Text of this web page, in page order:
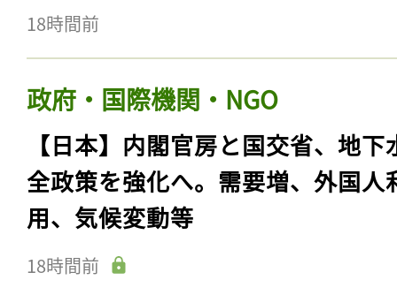
18時間前
政府・国際機関・NGO
【日本】内閣官房と国交省、地下
全政策を強化へ。需要増、外国人
用、気候変動等
18時間前